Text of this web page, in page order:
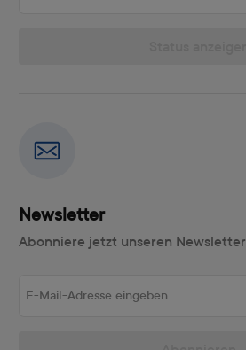
Newsletter
Abonniere jetzt unseren Newsletter